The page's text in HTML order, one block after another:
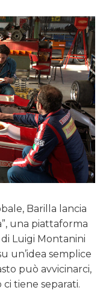
Barilla lancia
una piattaforma
Luigi Montanini
un’idea semplice
può avvicinarci,
tiene separati.